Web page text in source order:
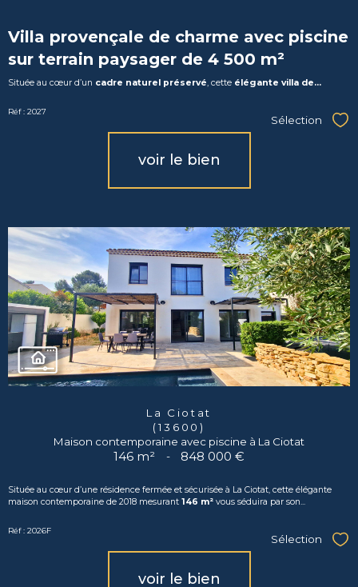
Villa provençale de charme avec piscine
sur terrain paysager de 4 500 m²
Située au cœur d’un cadre naturel préservé, cette élégante villa de...
Réf : 2027
Sélection
voir le bien
La Ciotat
(13600)
Maison contemporaine avec piscine à La Ciotat
146 m² - 848 000 €
Située au cœur d’une résidence fermée et sécurisée à La Ciotat, cette élégante
maison contemporaine de 2018 mesurant 146 m² vous séduira par son...
Réf : 2026F
Sélection
voir le bien